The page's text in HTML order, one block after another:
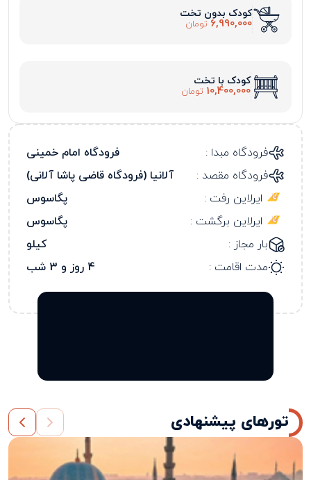
کودک بدون تخت
6,990,000 تومان
کودک با تخت
10,400,000 تومان
فرودگاه مبدا :
فرودگاه امام خمینی
فرودگاه مقصد :
آلانیا (فرودگاه قاضی پاشا آلانی)
ایرلاین رفت :
پگاسوس
ایرلاین برگشت :
پگاسوس
بار مجاز :
کیلو
مدت اقامت :
4 روز و 3 شب
تورهای پیشنهادی